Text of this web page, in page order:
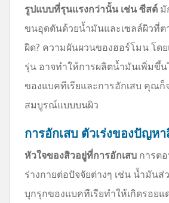
รูปแบบที่รุนแรงกว่านั้น เช่น ซีสต์ มั
ขนอุดตันด้วยน้ำมันและเซลล์ผิวที่ต
ผิด? ความผันผวนของฮอร์โมน โด
รุ่น อาจทำให้การผลิตน้ำมันเพิ่มขึ้น
ของแบคทีเรียและการอักเสบ คุณก็
สมบูรณ์แบบบนผิว
การอักเสบ ตัวเร่งของปัญหา
หัวใจของสิวอยู่ที่การอักเสบ การต
ร่างกายต่อปัจจัยต่างๆ เช่น น้ำมันส่
บุกรุกของแบคทีเรียทำให้เกิดรอยแ